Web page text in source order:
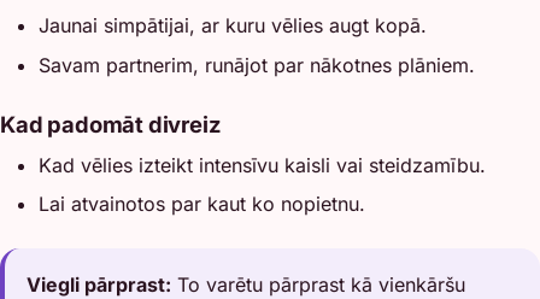
Jaunai simpātijai, ar kuru vēlies augt kopā.
Savam partnerim, runājot par nākotnes plāniem.
Kad padomāt divreiz
Kad vēlies izteikt intensīvu kaisli vai steidzamību.
Lai atvainotos par kaut ko nopietnu.
Viegli pārprast: To varētu pārprast kā vienkāršu